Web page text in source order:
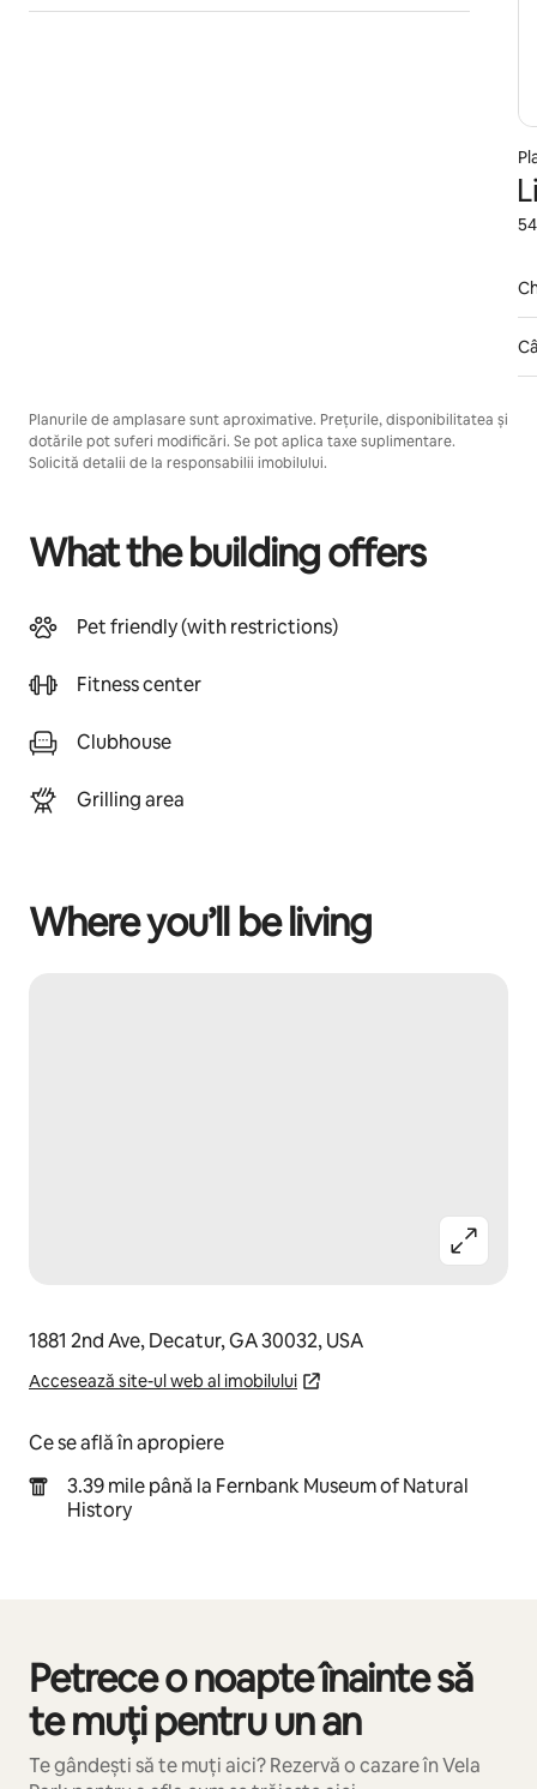
Planurile de amplasare sunt aproximative. Prețurile, disponibilitatea și
dotările pot suferi modificări. Se pot aplica taxe suplimentare.
Solicită detalii de la responsabilii imobilului.
What the building offers
Pet friendly (with restrictions)
Fitness center
Clubhouse
Grilling area
Where you’ll be living
1881 2nd Ave, Decatur, GA 30032, USA
Accesează site-ul web al imobilului
Ce se află în apropiere
3.39 mile până la Fernbank Museum of Natural
History
Petrece o noapte înainte să
te muți pentru un an
Te gândești să te muți aici? Rezervă o cazare în Vela
Se afișează 0 din 0 elemente